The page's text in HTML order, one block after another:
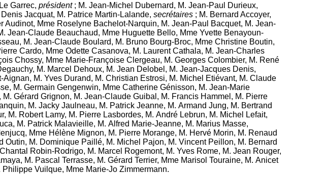
Garrec, président; M. Jean-Michel Dubernard, M. Jean-Paul Durieux,
Denis Jacquat, M. Patrice Martin-Lalande, secrétaires; M. Bernard Accoyer,
Audinot, Mme Roselyne Bachelot-Narquin, M. Jean-Paul Bacquet, M. Jean-
Jean-Claude Beauchaud, Mme Huguette Bello, Mme Yvette Benayoun-
, M. Jean-Claude Boulard, M. Bruno Bourg-Broc, Mme Christine Boutin,
Cardo, Mme Odette Casanova, M. Laurent Cathala, M. Jean-Charles
Chossy, Mme Marie-Françoise Clergeau, M. Georges Colombier, M. René
, M. Marcel Dehoux, M. Jean Delobel , M. Jean-Jacques Denis,
Aignan, M. Yves Durand, M. Christian Estrosi, M. Michel Etiévant, M. Claude
, M. Germain Gengenwin, Mme Catherine Génisson, M. Jean-Marie
, M. Gérard Grignon, M. Jean-Claude Guibal , M. Francis Hammel , M. Pierre
, M. Jacky Jaulneau, M. Patrick Jeanne, M. Armand Jung, M. Bertrand
, M. Robert Lamy, M. Pierre Lasbordes, M. André Lebrun, M. Michel Lefait,
, M. Patrick Malavieille, M. Alfred Marie-Jeanne, M. Marius Masse,
, Mme Hélène Mignon, M. Pierre Morange, M. Hervé Morin, M. Renaud
Outin, M. Dominique Paillé, M. Michel Pajon, M. Vincent Peillon, M. Bernard
Robin-Rodrigo, M. Marcel Rogemont, M. Yves Rome, M. Jean Rouger,
, M. Pascal Terrasse, M. Gérard Terrier, Mme Marisol Touraine, M. Anicet
Philippe Vuilque, Mme Marie-Jo Zimmermann.